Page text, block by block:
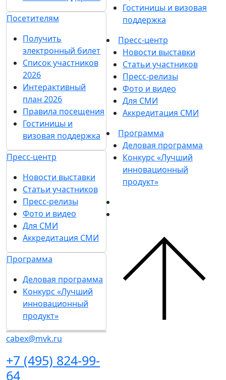
Посетителям
Получить
электронный билет
Список участников
2026
Интерактивный
план 2026
Правила посещения
Гостиницы и
визовая поддержка
Пресс-центр
Новости выставки
Статьи участников
Пресс-релизы
Фото и видео
Для СМИ
Аккредитация СМИ
Программа
Деловая программа
Конкурс «Лучший
инновационный
продукт»
cabex@mvk.ru
+7 (495) 824-99-
64
Гостиницы и визовая
поддержка
Пресс-центр
Новости выставки
Статьи участников
Пресс-релизы
Фото и видео
Для СМИ
Аккредитация СМИ
Программа
Деловая программа
Конкурс «Лучший
инновационный
продукт»